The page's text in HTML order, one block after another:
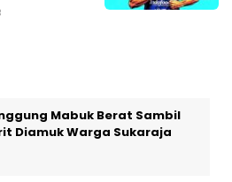
Mabuk Berat Sambil
Diamuk Warga Sukaraja